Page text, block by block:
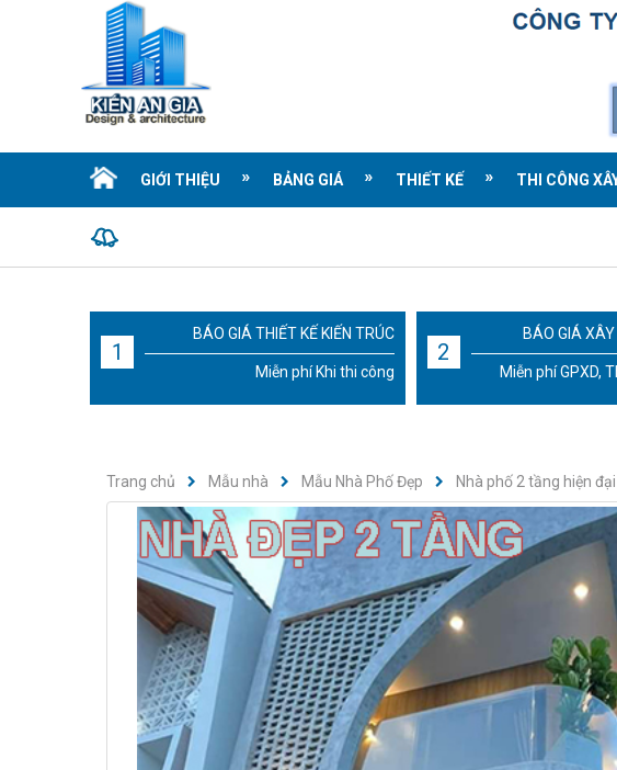
GIỚI THIỆU BẢNG GIÁ THIẾT KẾ THI CÔNG
1
BÁO GIÁ THIẾT KẾ KIẾN TRÚC
Miễn phí Khi thi công
2
BÁO GIÁ XÂY
Miễn phí GPXD,
Trang chủ Mẫu nhà Mẫu Nhà Phố Đẹp Nhà phố 2 tầng hiện